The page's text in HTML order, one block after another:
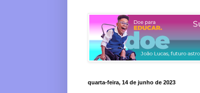
quarta-feira, 14 de junho de 2023